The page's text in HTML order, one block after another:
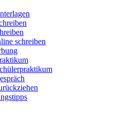
schreiben